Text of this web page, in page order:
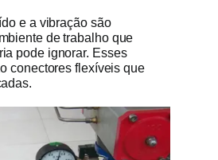
e a vibração são
de trabalho que
pode ignorar. Esses
conectores flexíveis que